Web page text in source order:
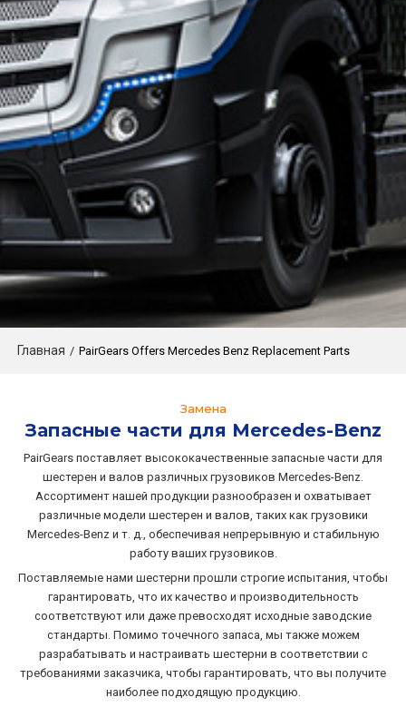
Главная / PairGears Offers Mercedes Benz Replacement Parts
Замена
Запасные части для Mercedes-Benz
PairGears поставляет высококачественные запасные части для
шестерен и валов различных грузовиков Mercedes-Benz.
Ассортимент нашей продукции разнообразен и охватывает
различные модели шестерен и валов, таких как грузовики
Mercedes-Benz и т. д., обеспечивая непрерывную и стабильную
работу ваших грузовиков.
Поставляемые нами шестерни прошли строгие испытания, чтобы
гарантировать, что их качество и производительность
соответствуют или даже превосходят исходные заводские
стандарты. Помимо точечного запаса, мы также можем
разрабатывать и настраивать шестерни в соответствии с
требованиями заказчика, чтобы гарантировать, что вы получите
наиболее подходящую продукцию.